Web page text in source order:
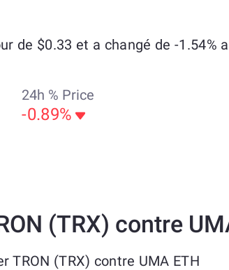
de $0.33 et a changé de -1.54%
24h % Price
-0.89%
(TRX) contre
TRON (TRX) contre UMA ETH